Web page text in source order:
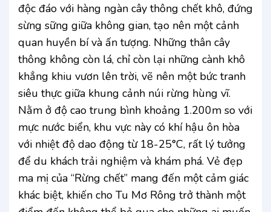
độc đáo với hàng ngàn cây thông chết khô, đứng
sừng sững giữa không gian, tạo nên một cảnh
quan huyền bí và ấn tượng. Những thân cây
thông không còn lá, chỉ còn lại những cành khô
khẳng khiu vươn lên trời, vẽ nên một bức tranh
siêu thực giữa khung cảnh núi rừng hùng vĩ.
Nằm ở độ cao trung bình khoảng 1.200m so với
mực nước biển, khu vực này có khí hậu ôn hòa
với nhiệt độ dao động từ 18-25°C, rất lý tưởng
để du khách trải nghiệm và khám phá. Vẻ đẹp
ma mị của “Rừng chết” mang đến một cảm giác
khác biệt, khiến cho Tu Mơ Rông trở thành một